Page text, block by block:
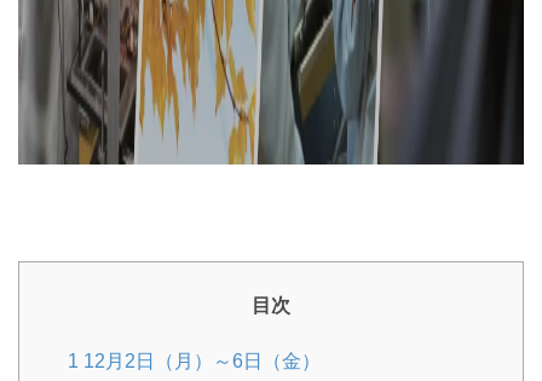
目次
1 12月2日（月）～6日（金）